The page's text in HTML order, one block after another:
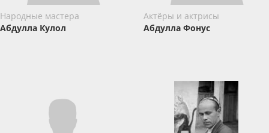
Народные мастера
Абдулла Кулол
Актёры и актрисы
Абдулла Фонус